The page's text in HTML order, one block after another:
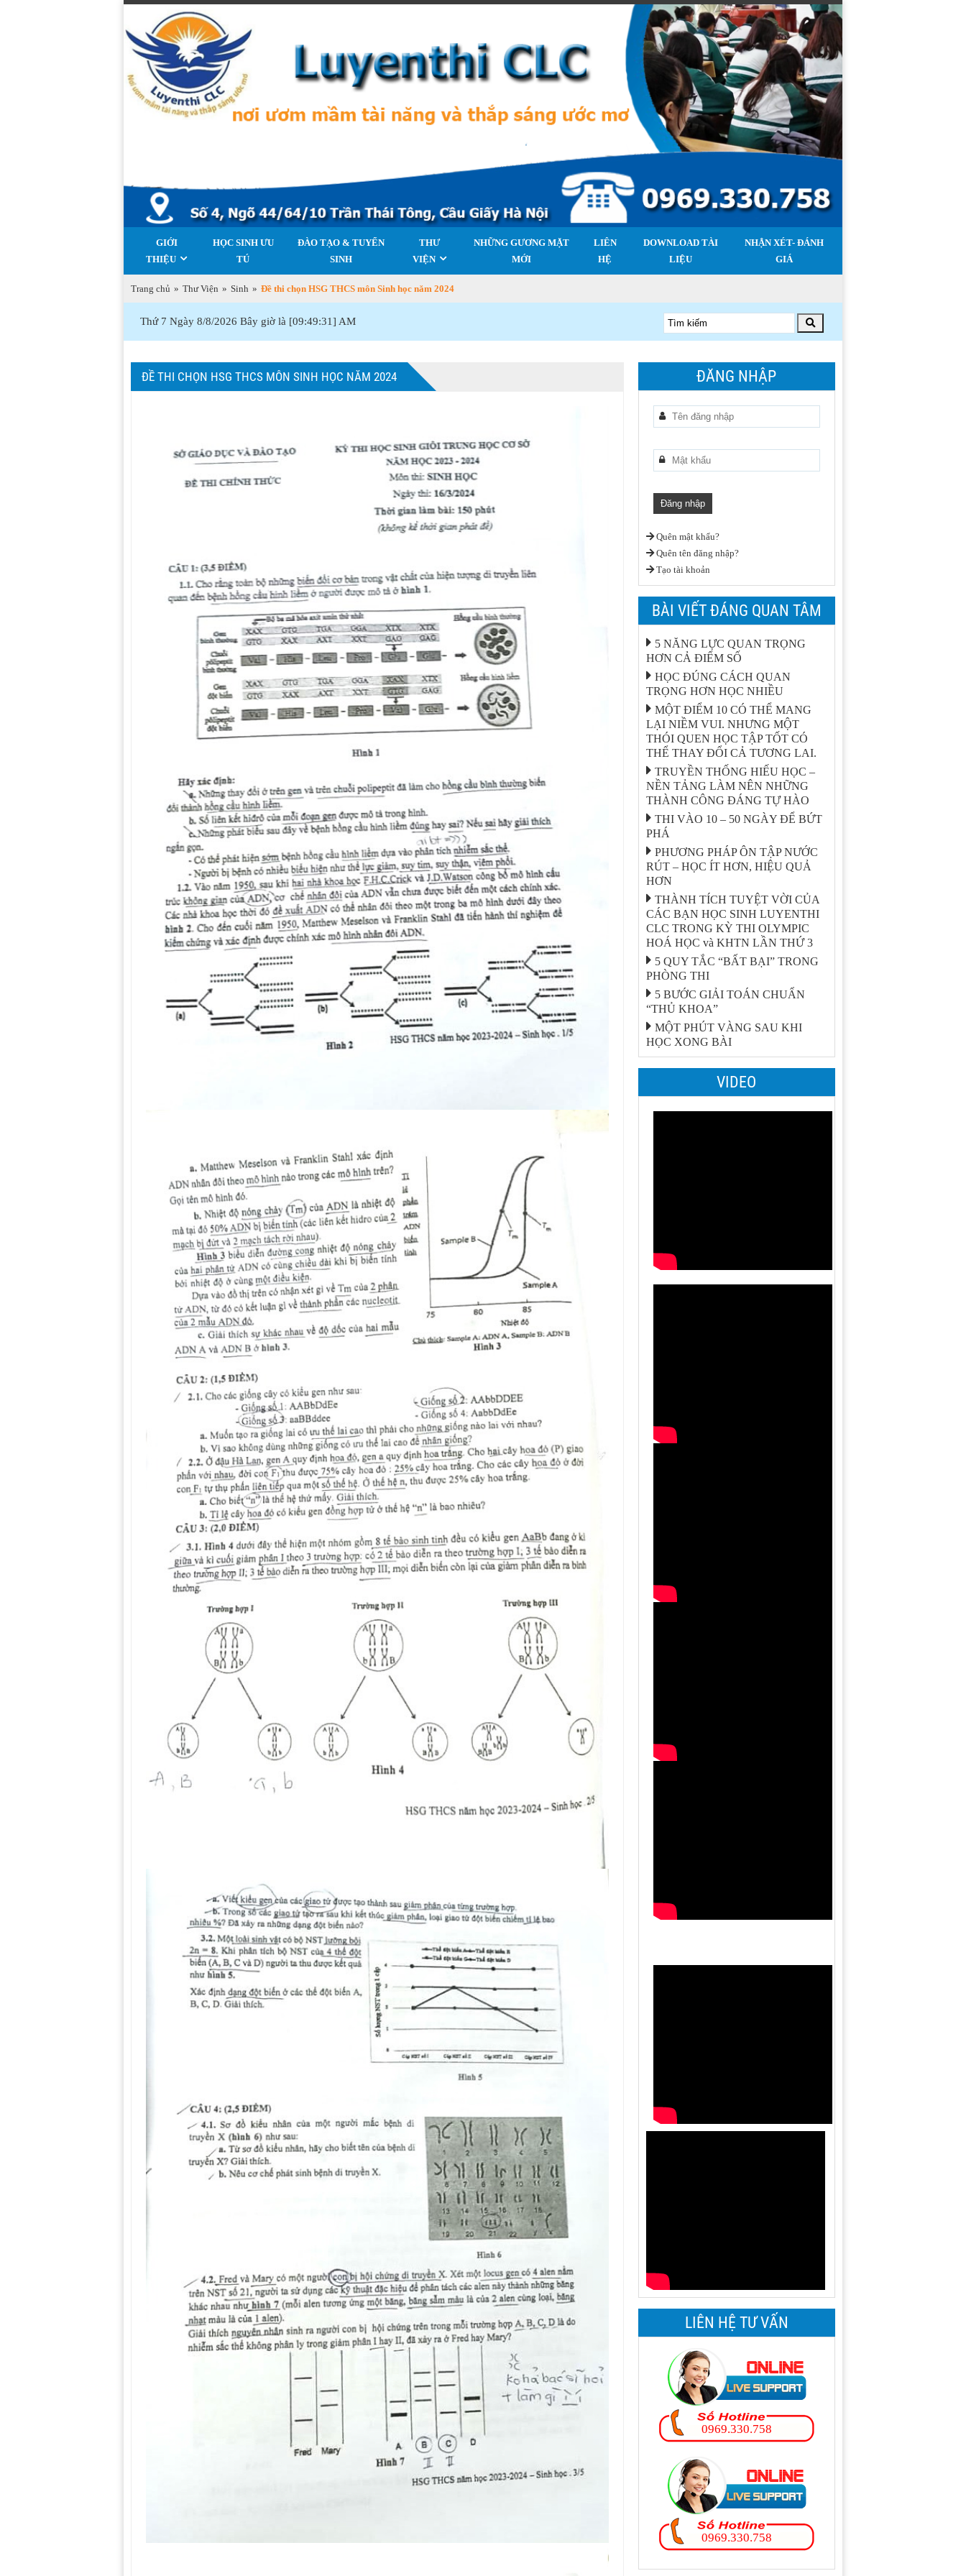
GIỚI
THIỆU
HỌC SINH ƯU
TÚ
ĐÀO TẠO & TUYỂN
SINH
THƯ
VIỆN
NHỮNG GƯƠNG MẶT
MỚI
LIÊN
HỆ
DOWNLOAD TÀI
LIỆU
NHẬN XÉT- ĐÁNH
GIÁ
Trang chủ » Thư Viện » Sinh » Đề thi chọn HSG THCS môn Sinh học năm 2024
Thứ 7 Ngày 8/8/2026 Bây giờ là [09:49:33] AM
ĐỀ THI CHỌN HSG THCS MÔN SINH HỌC NĂM 2024 ĐĂNG NHẬP
Quên mật khẩu?
Quên tên đăng nhập?
Tạo tài khoản
BÀI VIẾT ĐÁNG QUAN TÂM
5 NĂNG LỰC QUAN TRỌNG
HƠN CẢ ĐIỂM SỐ
HỌC ĐÚNG CÁCH QUAN
TRỌNG HƠN HỌC NHIỀU
MỘT ĐIỂM 10 CÓ THỂ MANG
LẠI NIỀM VUI. NHƯNG MỘT
THÓI QUEN HỌC TẬP TỐT CÓ
THỂ THAY ĐỔI CẢ TƯƠNG LAI.
TRUYỀN THỐNG HIẾU HỌC –
NỀN TẢNG LÀM NÊN NHỮNG
THÀNH CÔNG ĐÁNG TỰ HÀO
THI VÀO 10 – 50 NGÀY ĐỂ BỨT
PHÁ
PHƯƠNG PHÁP ÔN TẬP NƯỚC
RÚT – HỌC ÍT HƠN, HIỆU QUẢ
HƠN
THÀNH TÍCH TUYỆT VỜI CỦA
CÁC BẠN HỌC SINH LUYENTHI
CLC TRONG KỲ THI OLYMPIC
HOÁ HỌC và KHTN LẦN THỨ 3
5 QUY TẮC “BẤT BẠI” TRONG
PHÒNG THI
5 BƯỚC GIẢI TOÁN CHUẨN
“THỦ KHOA”
MỘT PHÚT VÀNG SAU KHI
HỌC XONG BÀI
VIDEO
LIÊN HỆ TƯ VẤN
0969.330.758
0969.330.758